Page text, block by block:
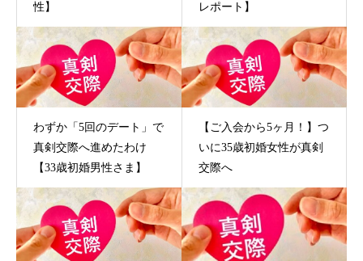
性】
レポート】
わずか「5回のデート」で
真剣交際へ進めたわけ
【33歳初婚男性さま】
【ご入会から5ヶ月！】つ
いに35歳初婚女性が真剣
交際へ